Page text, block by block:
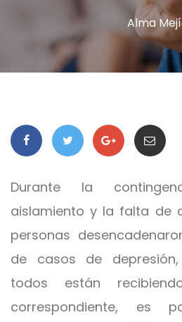
Alma
Durante la
aislamiento y la falta de
personas
de casos de
todos están
correspondiente,